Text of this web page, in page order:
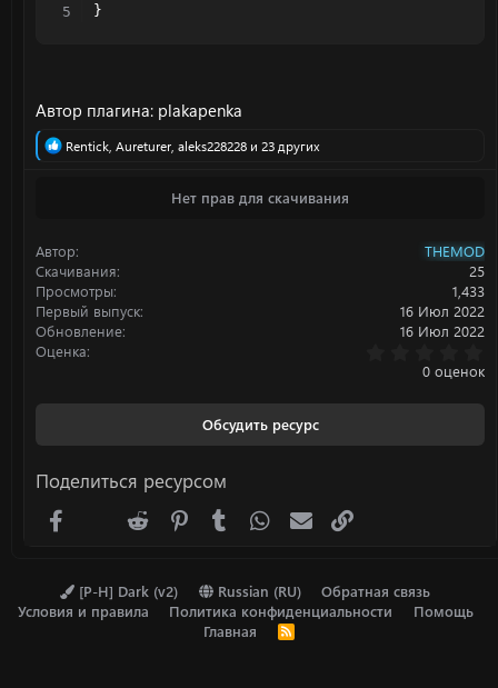
}
Автор плагина: plakapenka
Р
и
:
Rentick, Aureturer, aleks228228 и 23 других
Нет прав для скачивания
Автор
THEMOD
Скачивания
25
Просмотры
1,433
Первый выпуск
16 Июл 2022
Обновление
16 Июл 2022
Оценка
.
0
0 оценок
Обсудить ресурс
Поделиться ресурсом
FacebookX (Twitter)
Reddit PinterestTumblr WhatsAppЭлектронная почта
[P-H] Dark (v2) Russian (RU)
Обратная связь
Условия и правила
Политика конфиденциальности
Помощь
Главная
R